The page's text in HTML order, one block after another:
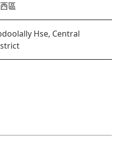
區
Hse, Central